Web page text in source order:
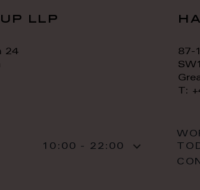
llp
24
10:00 - 22:00
87-
T: